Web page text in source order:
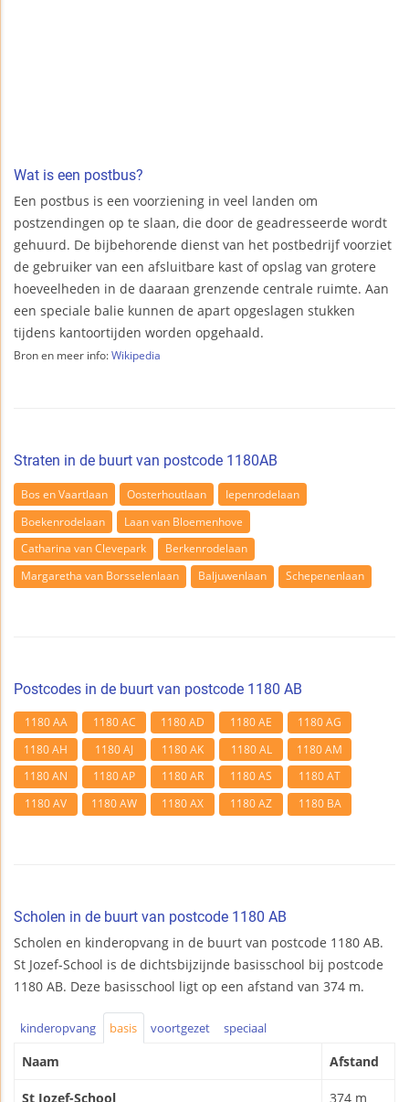
Wat is een postbus?
Een postbus is een voorziening in veel landen om
postzendingen op te slaan, die door de geadresseerde wordt
gehuurd. De bijbehorende dienst van het postbedrijf voorziet
de gebruiker van een afsluitbare kast of opslag van grotere
hoeveelheden in de daaraan grenzende centrale ruimte. Aan
een speciale balie kunnen de apart opgeslagen stukken
tijdens kantoortijden worden opgehaald.
Bron en meer info: Wikipedia
Straten in de buurt van postcode 1180AB
Bos en Vaartlaan Oosterhoutlaan
Iepenrodelaan
Boekenrodelaan
Laan van Bloemenhove
Catharina van Clevepark
Berkenrodelaan
Margaretha van Borsselenlaan
Baljuwenlaan Schepenenlaan
Postcodes in de buurt van postcode 1180 AB
1180 AA 1180 AC 1180 AD 1180 AE
1180 AG
1180 AH
1180 AJ 1180 AK 1180 AL
1180 AM
1180 AN
1180 AP 1180 AR 1180 AS
1180 AT
1180 AV
1180 AW 1180 AX 1180 AZ 1180 BA
Scholen in de buurt van postcode 1180 AB
Scholen en kinderopvang in de buurt van postcode 1180 AB.
St Jozef-School is de dichtsbijzijnde basisschool bij postcode
1180 AB. Deze basisschool ligt op een afstand van 374 m.
kinderopvang basis voortgezet speciaal
Naam Afstand
St Jozef-School 374 m